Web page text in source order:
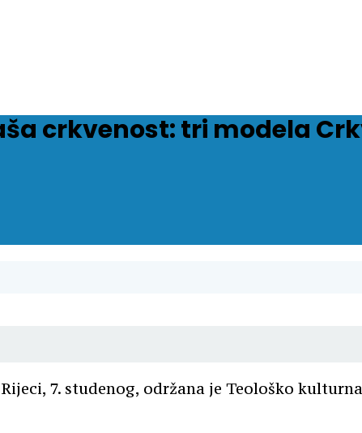
crkvenost: tri modela
7. studenog, održana je Teološko